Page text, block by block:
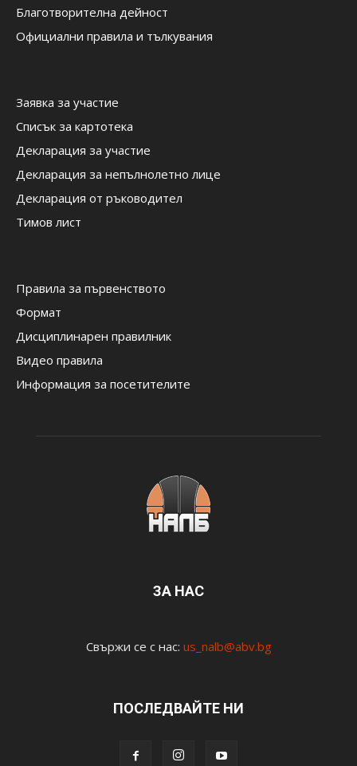
Благотворителна дейност
Официални правила и тълкувания
Заявка за участие
Списък за картотека
Декларация за участие
Декларация за непълнолетно лице
Декларация от ръководител
Тимов лист
Правила за първенството
Формат
Дисциплинарен правилник
Видео правила
Информация за посетителите
ЗА НАС
Свържи се с нас: us_nalb@abv.bg
ПОСЛЕДВАЙТЕ НИ